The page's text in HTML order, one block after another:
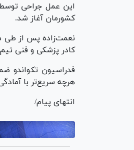
این عمل جراحی توسط
کشورمان آغاز شد.
نعمت‌زاده پس از طی
کادر پزشکی و فنی
فدراسیون تکواندو
هرچه سریع‌تر با
انتهای پیام/